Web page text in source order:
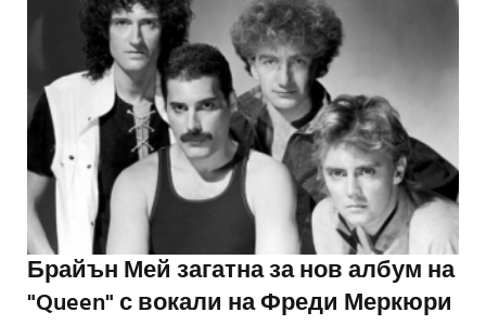
Брайън Мей загатна за нов албум на
"Queen" с вокали на Фреди Меркюри